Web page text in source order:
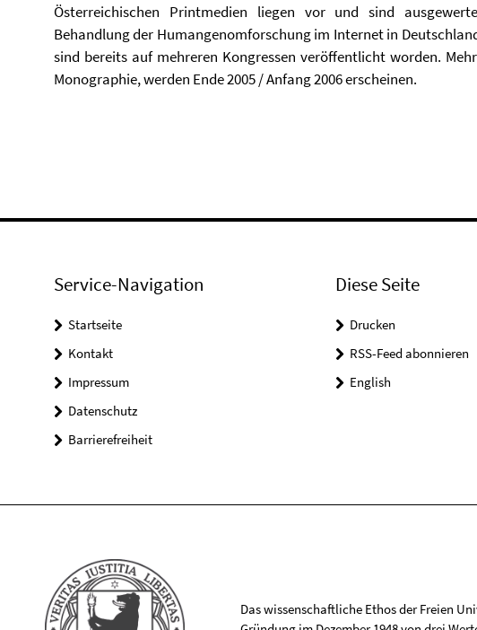
Österreichischen Printmedien liegen vor und sind
Behandlung der Humangenomforschung im Internet in
sind bereits auf mehreren Kongressen veröffentlicht worden.
Monographie, werden Ende 2005 / Anfang 2006 erscheinen.
Service-Navigation
Startseite
Kontakt
Impressum
Datenschutz
Barrierefreiheit
Diese Seite
Drucken
RSS-Feed abonnieren
English
Das wissenschaftliche Ethos der Freien